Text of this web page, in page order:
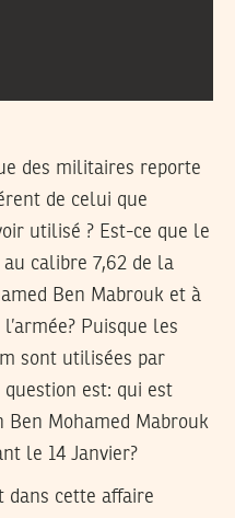
des militaires reporte
de celui que
utilisé ? Est-ce que le
calibre 7,62 de la
Ben Mabrouk et à
Puisque les
sont utilisées par
est: qui est
Ben Mohamed Mabrouk
le 14 Janvier?
cette affaire